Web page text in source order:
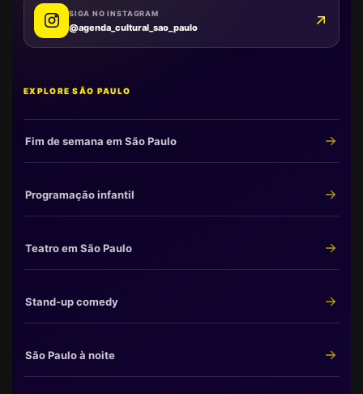
SIGA NO INSTAGRAM
@agenda_cultural_sao_paulo
EXPLORE SÃO PAULO
Fim de semana em São Paulo
Programação infantil
Teatro em São Paulo
Stand-up comedy
São Paulo à noite